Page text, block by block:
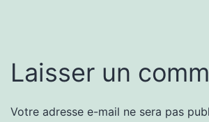
Laisser un
Votre adresse e-mail ne sera pas